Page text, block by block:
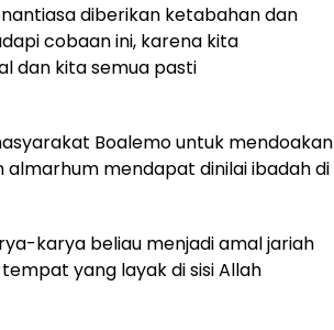
diberikan ketabahan dan
cobaan ini, karena kita
dan kita semua pasti
Boalemo untuk mendoakan
mendapat dinilai ibadah di
karya beliau menjadi amal jariah
yang layak di sisi Allah